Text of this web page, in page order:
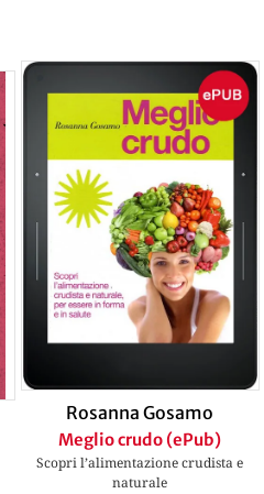
Rosanna Gosamo
Meglio crudo (ePub)
Scopri l’alimentazione crudista e
naturale